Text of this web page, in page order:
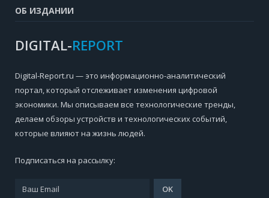
ОБ ИЗДАНИИ
DIGITAL-REPORT
Digital-Report.ru — это информационно-аналитический
портал, который отслеживает изменения цифровой
экономики. Мы описываем все технологические тренды,
делаем обзоры устройств и технологических событий,
которые влияют на жизнь людей.
Подписаться на рассылку: